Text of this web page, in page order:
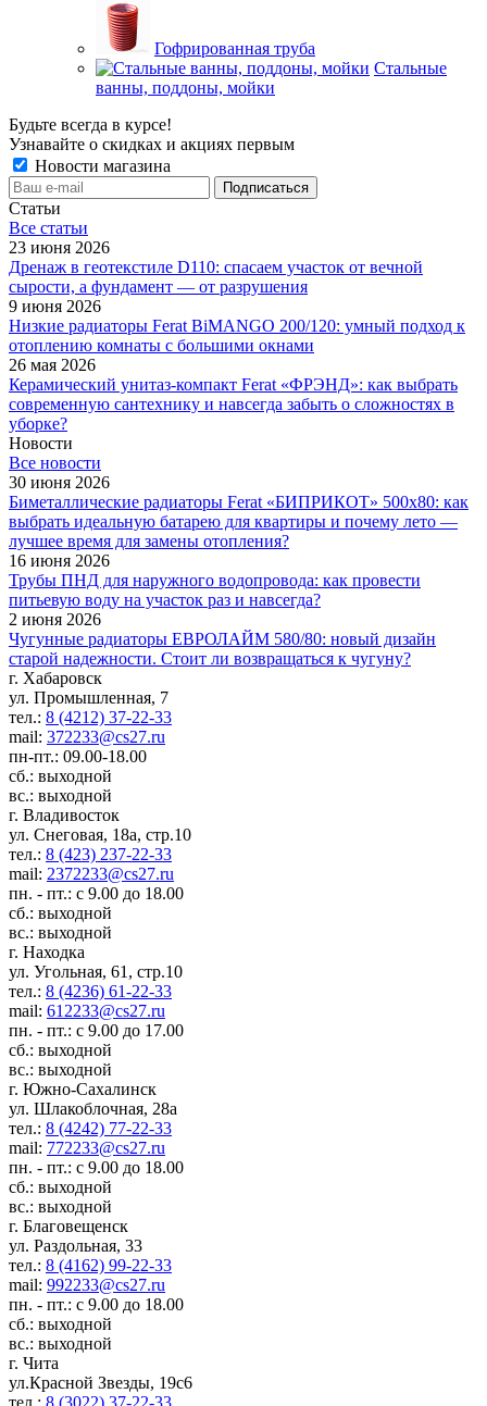
Гофрированная труба
Стальные
ванны, поддоны, мойки
Будьте всегда в курсе!
Узнавайте о скидках и акциях первым
Новости магазина
Статьи
Все cтатьи
23 июня 2026
Дренаж в геотекстиле D110: спасаем участок от вечной
сырости, а фундамент — от разрушения
9 июня 2026
Низкие радиаторы Ferat BiMANGO 200/120: умный подход к
отоплению комнаты с большими окнами
26 мая 2026
Керамический унитаз-компакт Ferat «ФРЭНД»: как выбрать
современную сантехнику и навсегда забыть о сложностях в
уборке?
Новости
Все новости
30 июня 2026
Биметаллические радиаторы Ferat «БИПРИКОТ» 500x80: как
выбрать идеальную батарею для квартиры и почему лето —
лучшее время для замены отопления?
16 июня 2026
Трубы ПНД для наружного водопровода: как провести
питьевую воду на участок раз и навсегда?
2 июня 2026
Чугунные радиаторы ЕВРОЛАЙМ 580/80: новый дизайн
старой надежности. Стоит ли возвращаться к чугуну?
г. Хабаровск
ул. Промышленная, 7
тел.: 8 (4212) 37-22-33
mail: 372233@cs27.ru
пн-пт.: 09.00-18.00
сб.: выходной
вс.: выходной
г. Владивосток
ул. Снеговая, 18а, стр.10
тел.: 8 (423) 237-22-33
mail: 2372233@cs27.ru
пн. - пт.: с 9.00 до 18.00
сб.: выходной
вс.: выходной
г. Находка
ул. Угольная, 61, стр.10
тел.: 8 (4236) 61-22-33
mail: 612233@cs27.ru
пн. - пт.: с 9.00 до 17.00
сб.: выходной
вс.: выходной
г. Южно-Сахалинск
ул. Шлакоблочная, 28а
тел.: 8 (4242) 77-22-33
mail: 772233@cs27.ru
пн. - пт.: с 9.00 до 18.00
сб.: выходной
вс.: выходной
г. Благовещенск
ул. Раздольная, 33
тел.: 8 (4162) 99-22-33
mail: 992233@cs27.ru
пн. - пт.: с 9.00 до 18.00
сб.: выходной
вс.: выходной
г. Чита
ул.Красной Звезды, 19с6
тел.: 8 (3022) 37-22-33